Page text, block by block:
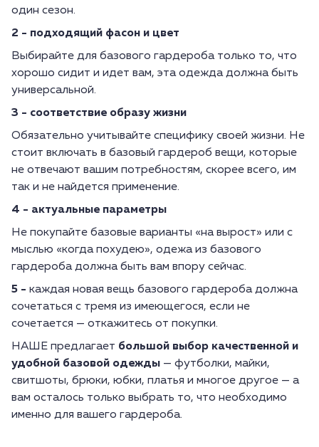
один сезон.
2 - подходящий фасон и цвет
Выбирайте для базового гардероба только то, что
хорошо сидит и идет вам, эта одежда должна быть
универсальной.
3 - соответствие образу жизни
Обязательно учитывайте специфику своей жизни. Не
стоит включать в базовый гардероб вещи, которые
не отвечают вашим потребностям, скорее всего, им
так и не найдется применение.
4 - актуальные параметры
Не покупайте базовые варианты «на вырост» или с
мыслью «когда похудею», одежа из базового
гардероба должна быть вам впору сейчас.
5 - каждая новая вещь базового гардероба должна
сочетаться с тремя из имеющегося, если не
сочетается — откажитесь от покупки.
НАШЕ предлагает большой выбор качественной и
удобной базовой одежды — футболки, майки,
свитшоты, брюки, юбки, платья и многое другое — а
вам осталось только выбрать то, что необходимо
именно для вашего гардероба.